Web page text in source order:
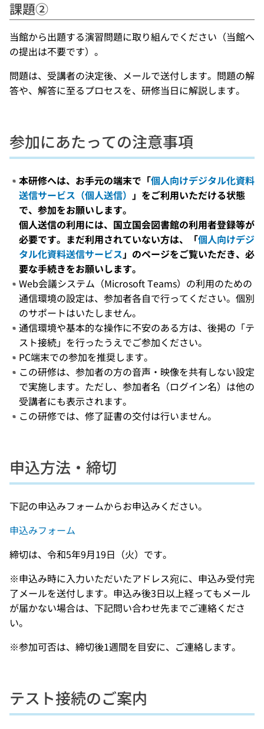
課題②
当館から出題する演習問題に取り組んでください（当館へ
の提出は不要です）。
問題は、受講者の決定後、メールで送付します。問題の解
答や、解答に至るプロセスを、研修当日に解説します。
参加にあたっての注意事項
本研修へは、お手元の端末で「個人向けデジタル化資料
送信サービス（個人送信） 」をご利用いただける状態
で、参加をお願いします。
個人送信の利用には、国立国会図書館の利用者登録等が
必要です。まだ利用されていない方は、「個人向けデジ
タル化資料送信サービス」のページをご覧いただき、必
要な手続きをお願いします。
Web会議システム（Microsoft Teams）の利用のための
通信環境の設定は、参加者各自で行ってください。個別
のサポートはいたしません。
通信環境や基本的な操作に不安のある方は、後掲の「テ
スト接続」を行ったうえでご参加ください。
PC端末での参加を推奨します。
この研修は、参加者の方の音声・映像を共有しない設定
で実施します。ただし、参加者名（ログイン名）は他の
受講者にも表示されます。
この研修では、修了証書の交付は行いません。
申込方法・締切
下記の申込みフォームからお申込みください。
申込みフォーム
締切は、令和5年9月19日（火）です。
※申込み時に入力いただいたアドレス宛に、申込み受付完
了メールを送付します。申込み後3日以上経ってもメール
が届かない場合は、下記問い合わせ先までご連絡くださ
い。
※参加可否は、締切後1週間を目安に、ご連絡します。
テスト接続のご案内